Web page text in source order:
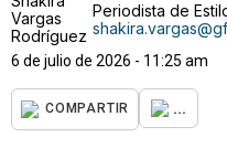
Periodista de
6 de julio de 2026 - 11:25 am
COMPARTIR ...